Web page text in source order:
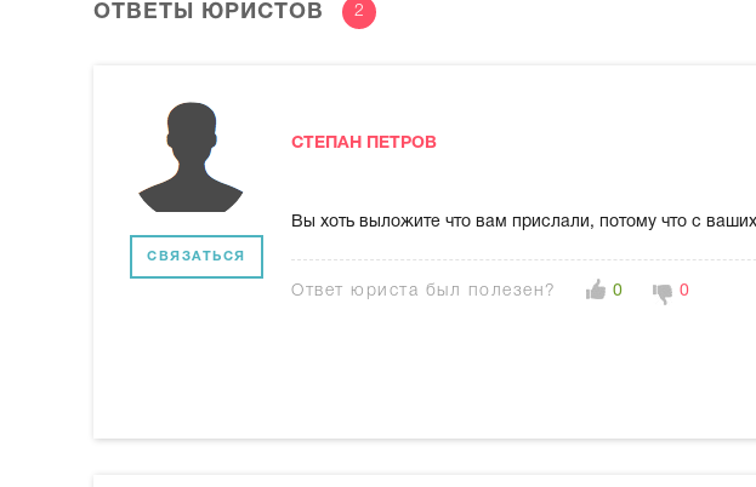
ОТВЕТЫ ЮРИСТОВ 2
СВЯЗАТЬСЯ
СТЕПАН ПЕТРОВ
Вы хоть выложите что вам прислали, потому что с
Ответ юриста был полезен? 0 0